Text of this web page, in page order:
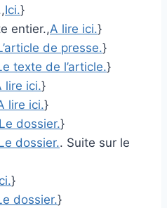
Ici.}
entier.,A lire ici.}
de presse.}
texte de l’article.}
lire ici.}
lire ici.}
Le dossier.}
dossier.. Suite sur le
}
dossier.}